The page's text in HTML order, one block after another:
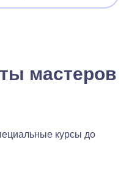
мастеров
курсы до